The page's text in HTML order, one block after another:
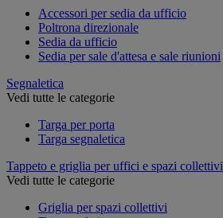
Accessori per sedia da ufficio
Poltrona direzionale
Sedia da ufficio
Sedia per sale d'attesa e sale riunioni
Segnaletica
Vedi tutte le categorie
Targa per porta
Targa segnaletica
Tappeto e griglia per uffici e spazi collettivi
Vedi tutte le categorie
Griglia per spazi collettivi